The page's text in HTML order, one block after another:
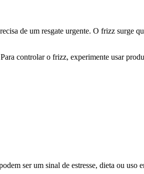
de um resgate urgente. O frizz surge
controlar o frizz, experimente usar
ser um sinal de estresse, dieta ou